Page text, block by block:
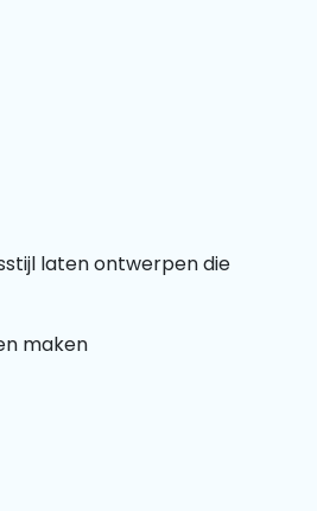
laten ontwerpen die
maken